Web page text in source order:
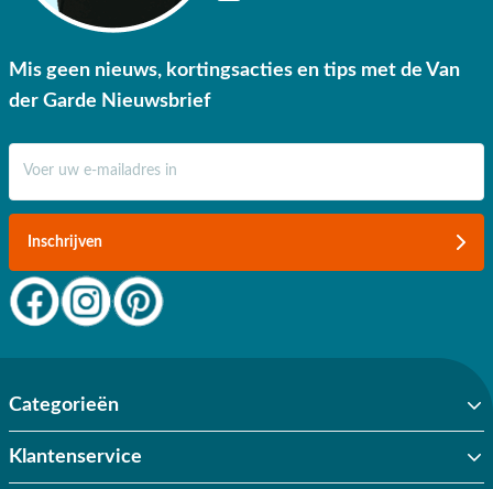
Mis geen nieuws, kortingsacties en tips met de Van
der Garde Nieuwsbrief
Inschrijven
Categorieën
Klantenservice